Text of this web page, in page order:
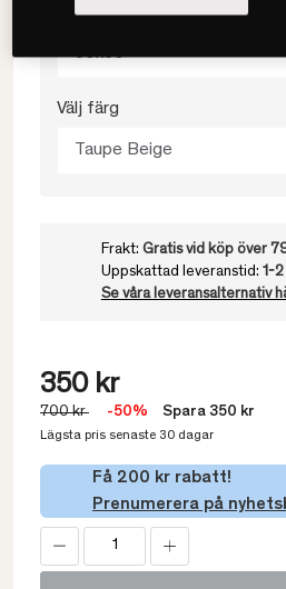
Välj storlek
50x60
Välj färg
Taupe Beige
Frakt: Gratis vid köp över
Uppskattad leveranstid: 1-
Se våra leveransalternativ
350 kr
700 kr -50% Spara 350 kr
Lägsta pris senaste 30 dagar
Få 200 kr rabatt!
Prenumerera på